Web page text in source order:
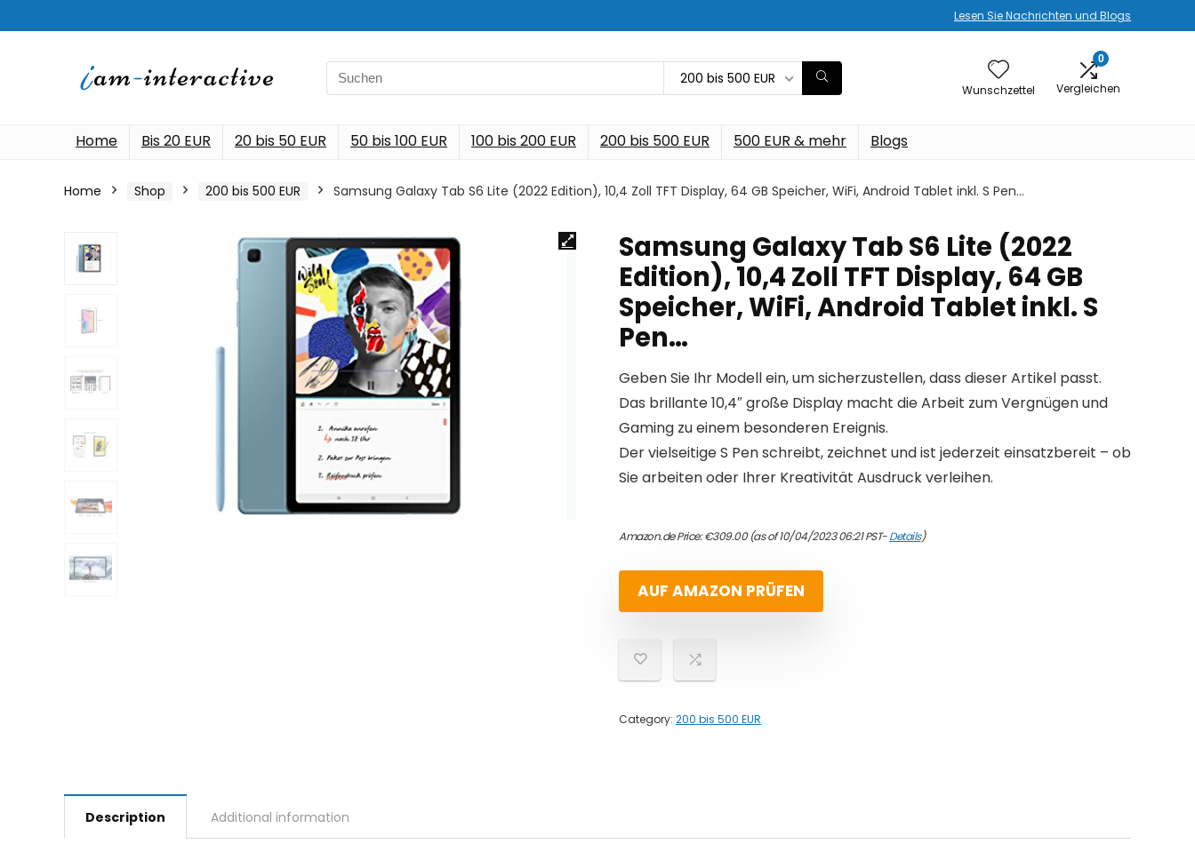
Lesen Sie Nachrichten und Blogs
Search
for:
200 bis 500 EUR
Wunschzettel
0
Vergleichen
Home Bis 20 EUR 20 bis 50 EUR 50 bis 100 EUR 100 bis 200 EUR 200 bis 500 EUR 500 EUR & mehr Blogs
Home Shop 200 bis 500 EUR Samsung Galaxy Tab S6 Lite (2022 Edition), 10,4 Zoll TFT Display, 64 GB Speicher, WiFi, Android Tablet inkl. S Pen…
Samsung Galaxy Tab S6 Lite (2022
Edition), 10,4 Zoll TFT Display, 64 GB
Speicher, WiFi, Android Tablet inkl. S
Pen…
Geben Sie Ihr Modell ein, um sicherzustellen, dass dieser Artikel passt.
Das brillante 10,4″ große Display macht die Arbeit zum Vergnügen und
Gaming zu einem besonderen Ereignis.
Der vielseitige S Pen schreibt, zeichnet und ist jederzeit einsatzbereit – ob
Sie arbeiten oder Ihrer Kreativität Ausdruck verleihen.
Amazon.de Price:€309.00(as of 10/04/2023 06:21 PST-Details)
AUF AMAZON PRÜFEN
Category: 200 bis 500 EUR
Description Additional information